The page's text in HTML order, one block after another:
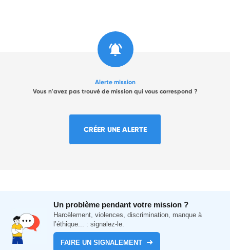
Alerte mission
Vous n'avez pas trouvé de mission qui vous correspond ?
CRÉER UNE ALERTE
Un problème pendant votre mission ?
Harcèlement, violences, discrimination, manque à
l’éthique... : signalez-le.
FAIRE UN SIGNALEMENT